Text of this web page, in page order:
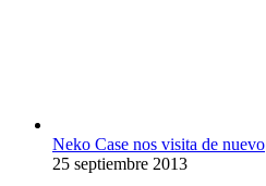
Neko Case nos visita de nuevo
25 septiembre 2013